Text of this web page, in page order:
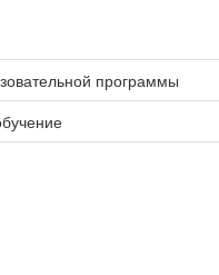
программы